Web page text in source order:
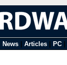
News| Articles| PC|